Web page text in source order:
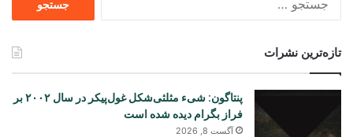
تازه‌ترین نشرات
پنتاگون: شیء مثلثی‌شکل غول‌پیکر در سال ۲۰۰۲ بر
فراز بگرام دیده شده است
آگست 8, 2026